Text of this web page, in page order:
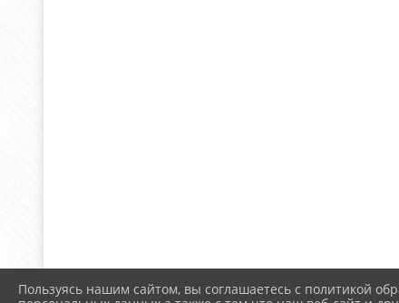
Пользуясь нашим сайтом, вы соглашаетесь с политикой